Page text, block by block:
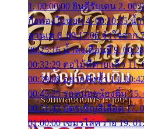
1. 00:00:00 ยินดีรับเดน 2.
กิ่งทองใบหยก 4. 00:10:35 น้
ลานเท 6. 00:17:06 จำใจจาก
00:25:16 น้ำลงเดือนยี่ 9.
00:32:29 ตอไม้ที่ตายแล้ว 11.
00:39:08 อยากฟังซ้ำ 13.
00:45:25 รอหน่อยน้องติ๋ม 15.
00:51:43 บัตรเชิญสีเลือด 17.
01:00:00 เขมรไล่ควาย 19.